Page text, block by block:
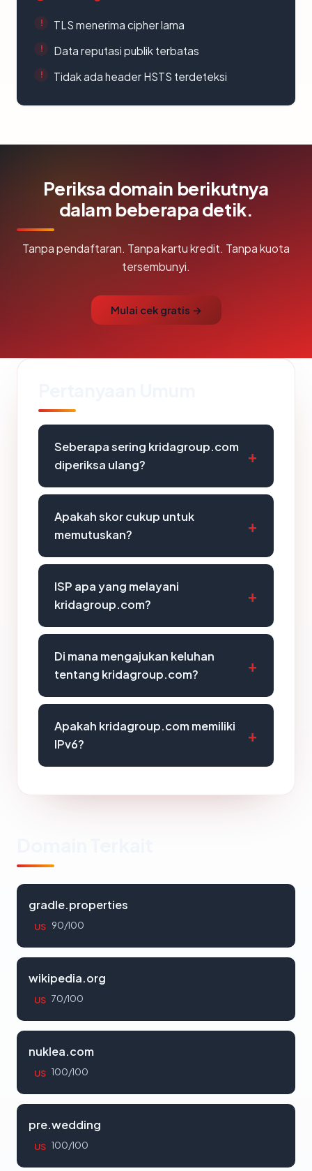
TLS menerima cipher lama
Data reputasi publik terbatas
Tidak ada header HSTS terdeteksi
Periksa domain berikutnya
dalam beberapa detik.
Tanpa pendaftaran. Tanpa kartu kredit. Tanpa kuota
tersembunyi.
Mulai cek gratis →
Seberapa sering kridagroup.com
diperiksa ulang?
Apakah skor cukup untuk
memutuskan?
ISP apa yang melayani
kridagroup.com?
Di mana mengajukan keluhan
tentang kridagroup.com?
Apakah kridagroup.com memiliki
IPv6?
gradle.properties
US 90/100
wikipedia.org
US 70/100
nuklea.com
US 100/100
pre.wedding
US 100/100